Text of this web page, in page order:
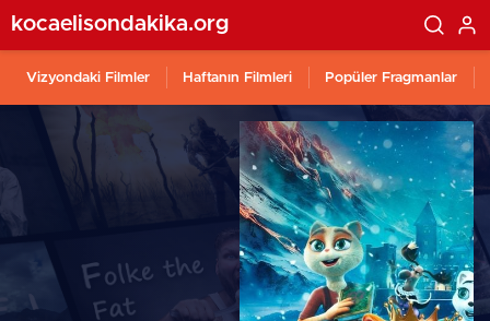
kocaelisondakika.org
Vizyondaki Filmler Haftanın Filmleri Popüler Fragmanlar